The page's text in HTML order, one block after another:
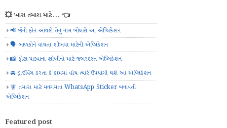
💥 ખાસ તમારા માટે... 👈
📢 જેનો ફોન આવશે તેનું નામ બોલશે આ એપ્લિકેશન
🗣️ બાળકોને વાંચતા શીખવા માટેની એપ્લિકેશન
📸 ફોટા પાડવાના શોખીનો માટે જબરદસ્ત એપ્લિકેશન
🚘 ડ્રાઈવિંગ કરતા કે કામમાં હોય ત્યારે ઉપયોગી થશે આ એપ્લિકેશન
🧚 તમારા માટે મનગમતા WhatsApp Sticker બનાવતી
એપ્લિકેશન
Featured post